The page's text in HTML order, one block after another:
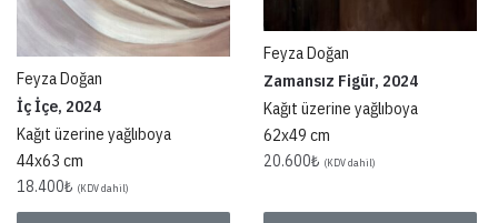
Feyza Doğan
İç İçe, 2024
Kağıt üzerine yağlıboya
44x63 cm
18.400₺ (KDV dahil)
Feyza Doğan
Zamansız Figür, 2024
Kağıt üzerine yağlıboya
62x49 cm
20.600₺ (KDV dahil)